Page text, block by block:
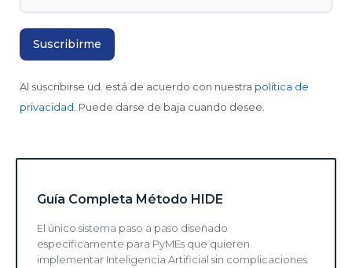
Al suscribirse ud. está de acuerdo con nuestra política de
privacidad . Puede darse de baja cuando desee.
Guía Completa Método HIDE
El único sistema paso a paso diseñado
específicamente para PyMEs que quieren
implementar Inteligencia Artificial sin complicaciones